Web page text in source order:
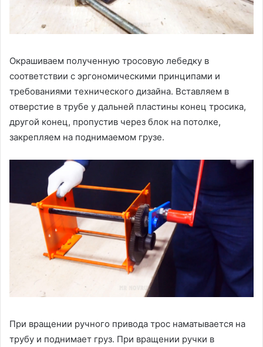
Окрашиваем полученную тросовую лебедку в
соответствии с эргономическими принципами и
требованиями технического дизайна. Вставляем в
отверстие в трубе у дальней пластины конец тросика,
другой конец, пропустив через блок на потолке,
закрепляем на поднимаемом грузе.
При вращении ручного привода трос наматывается на
трубу и поднимает груз. При вращении ручки в